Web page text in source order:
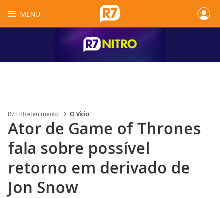
MENU
R7 Entretenimento O Vício
Ator de Game of Thrones
fala sobre possível
retorno em derivado de
Jon Snow